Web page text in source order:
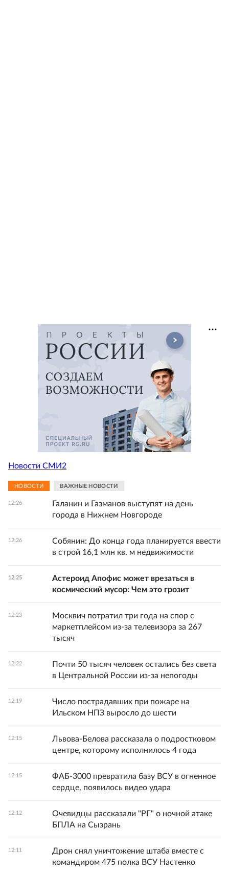
Новости СМИ2
НОВОСТИ ВАЖНЫЕ НОВОСТИ
12:26
Галанин и Газманов выступят на день
города в Нижнем Новгороде
12:26
Собянин: До конца года планируется ввести
в строй 16,1 млн кв. м недвижимости
12:25
Астероид Апофис может врезаться в
космический мусор: Чем это грозит
12:23
Москвич потратил три года на спор с
маркетплейсом из-за телевизора за 267
тысяч
12:22
Почти 50 тысяч человек остались без света
в Центральной России из-за непогоды
12:19
Число пострадавших при пожаре на
Ильском НПЗ выросло до шести
12:15
Львова-Белова рассказала о подростковом
центре, которому исполнилось 4 года
12:15
ФАБ-3000 превратила базу ВСУ в огненное
сердце, появилось видео удара
12:12
Очевидцы рассказали "РГ" о ночной атаке
БПЛА на Сызрань
12:11
Дрон снял уничтожение штаба вместе с
командиром 475 полка ВСУ Настенко